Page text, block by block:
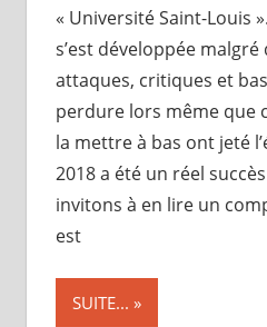
« Université Saint-Louis
s’est développée
attaques, critiques et
perdure lors même que
la mettre à bas ont jeté
2018 a été un réel
invitons à en lire un
est
SUITE...